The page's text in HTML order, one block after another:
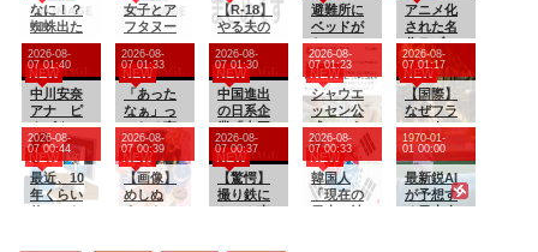
なに！？
蜘蛛出た
の！？
女子とア
フタヌー
ンティー
とか行っ
てみたか
った
【R-18】
やる夫の
ハーレム
大王国
【即興・
たまに安
価】 第
４３９話
避難所に
ベッドが
ない！と
文句たら
たらだっ
た左派、
実際に避
難所にベ
ッドが搬
入されて
しまった
結果……
アニメ化
された名
作ラブコ
メ『まも
って守護
月天！』
が「全巻
99円」の
激安セー
ル開
催！！続
編『まも
って守護
中川安奈
アナ ピ
タピタニ
ットで巨
乳がくっ
きり！！
【GIF動画
あり】
NEW
2026-08-
07 01:40
「あった
なぁ」っ
てなる商
品を挙げ
るスレ
NEW
2026-08-
07 01:33
中国進出
の日系企
業「中国
ビジネス
はもう大
変」
NEW
2026-08-
07 01:30
シャウエ
ッセン公
式、こう
いうので
いいんだ
よ丼を作
る
NEW
2026-08-
07 01:23
【国際】
なぜフラ
ンス人は
これほど
日本が好
きなのか?
中国ネッ
ト「中国
NEW
2026-08-
07 01:17
最近、10
年くらい
使ってた
NEW
2026-08-
07 00:44
【画像】
めしぬ
ま、キモ
NEW
2026-08-
07 00:39
【驚愕】
撮り鉄に
ケンカ売
NEW
2026-08-
07 00:37
韓国人
「現在の
日本の沖
NEW
2026-08-
07 00:33
最新鋭AI
が予想す
る日本人
1970-01-
01 00:00